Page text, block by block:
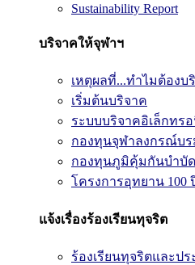
Sustainability Report
บริจาคให้จุฬาฯ
เหตุผลที่...ทำไมต้องบ
เริ่มต้นบริจาค
ระบบบริจาคอิเล็กทร
กองทุนจุฬาลงกรณ์บ
กองทุนภูมิคุ้มกันบำบัด
โครงการอุทยาน
แจ้งเรื่องร้องเรียนทุจริต
ร้องเรียนทุจริตและป